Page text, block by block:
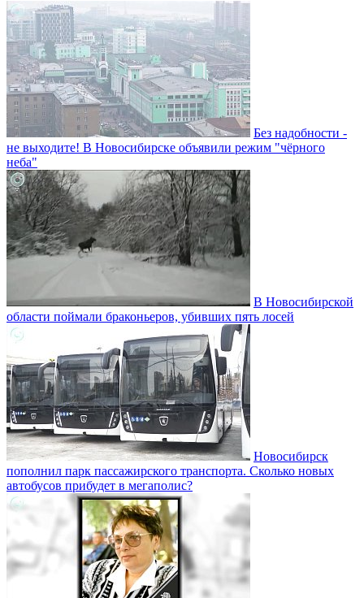
Без надобности -
не выходите! В Новосибирске объявили режим "чёрного
неба"
В Новосибирской
области поймали браконьеров, убивших пять лосей
Новосибирск
пополнил парк пассажирского транспорта. Сколько новых
автобусов прибудет в мегаполис?